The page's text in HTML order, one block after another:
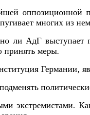
оппозиционной
многих из
ли АдГ
принять меры.
Германии,
экстремистами.